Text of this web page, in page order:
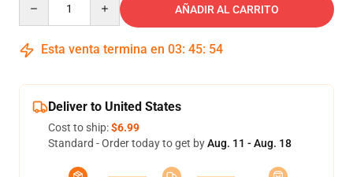
AÑADIR AL CARRITO
Esta venta termina en 03: 45: 54
Deliver to United States
Cost to ship:$6.99
Standard - Order today to get byAug. 11 - Aug. 18